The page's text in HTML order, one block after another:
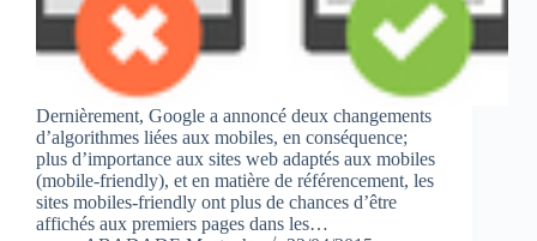
Dernièrement, Google a annoncé deux changements
d’algorithmes liées aux mobiles, en conséquence;
plus d’importance aux sites web adaptés aux mobiles
(mobile-friendly), et en matière de référencement, les
sites mobiles-friendly ont plus de chances d’être
affichés aux premiers pages dans les…